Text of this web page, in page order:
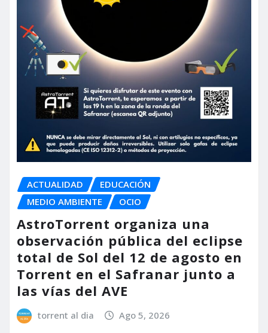
ACTUALIDAD
EDUCACIÓN
MEDIO AMBIENTE
OCIO
AstroTorrent organiza una
observación pública del eclipse
total de Sol del 12 de agosto en
Torrent en el Safranar junto a
las vías del AVE
torrent al dia Ago 5, 2026